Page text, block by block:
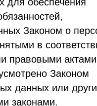
Законом о
в
правовыми
Законом
данных или
законами.